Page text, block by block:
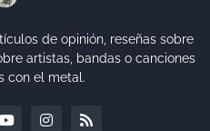
de opinión, reseñas sobre
artistas, bandas o canciones
con el metal.